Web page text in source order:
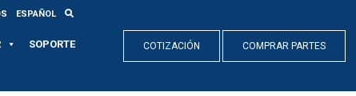
ESPAÑOL
SOPORTE COTIZACIÓN COMPRAR PARTES